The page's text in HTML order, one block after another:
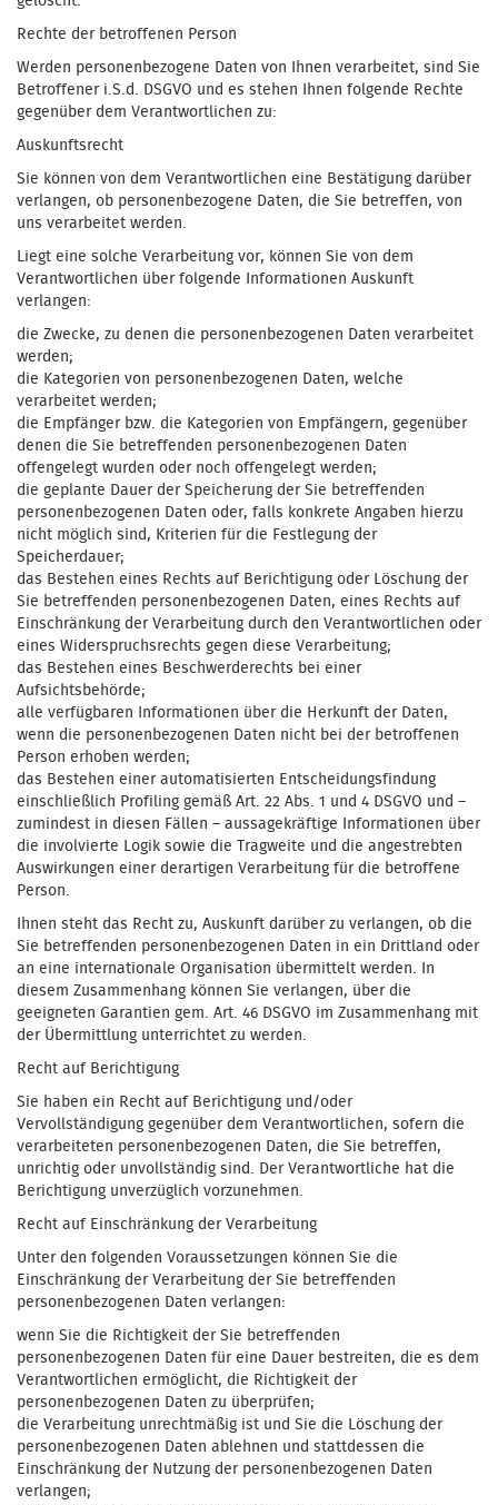
Rechte der betroffenen Person
Werden personenbezogene Daten von Ihnen verarbeitet, sind Sie
Betroffener i.S.d. DSGVO und es stehen Ihnen folgende Rechte
gegenüber dem Verantwortlichen zu:
Auskunftsrecht
Sie können von dem Verantwortlichen eine Bestätigung darüber
verlangen, ob personenbezogene Daten, die Sie betreffen, von
uns verarbeitet werden.
Liegt eine solche Verarbeitung vor, können Sie von dem
Verantwortlichen über folgende Informationen Auskunft
verlangen:
die Zwecke, zu denen die personenbezogenen Daten verarbeitet
werden;
die Kategorien von personenbezogenen Daten, welche
verarbeitet werden;
die Empfänger bzw. die Kategorien von Empfängern, gegenüber
denen die Sie betreffenden personenbezogenen Daten
offengelegt wurden oder noch offengelegt werden;
die geplante Dauer der Speicherung der Sie betreffenden
personenbezogenen Daten oder, falls konkrete Angaben hierzu
nicht möglich sind, Kriterien für die Festlegung der
Speicherdauer;
das Bestehen eines Rechts auf Berichtigung oder Löschung der
Sie betreffenden personenbezogenen Daten, eines Rechts auf
Einschränkung der Verarbeitung durch den Verantwortlichen oder
eines Widerspruchsrechts gegen diese Verarbeitung;
das Bestehen eines Beschwerderechts bei einer
Aufsichtsbehörde;
alle verfügbaren Informationen über die Herkunft der Daten,
wenn die personenbezogenen Daten nicht bei der betroffenen
Person erhoben werden;
das Bestehen einer automatisierten Entscheidungsfindung
einschließlich Profiling gemäß Art. 22 Abs. 1 und 4 DSGVO und –
zumindest in diesen Fällen – aussagekräftige Informationen über
die involvierte Logik sowie die Tragweite und die angestrebten
Auswirkungen einer derartigen Verarbeitung für die betroffene
Person.
Ihnen steht das Recht zu, Auskunft darüber zu verlangen, ob die
Sie betreffenden personenbezogenen Daten in ein Drittland oder
an eine internationale Organisation übermittelt werden. In
diesem Zusammenhang können Sie verlangen, über die
geeigneten Garantien gem. Art. 46 DSGVO im Zusammenhang mit
der Übermittlung unterrichtet zu werden.
Recht auf Berichtigung
Sie haben ein Recht auf Berichtigung und/oder
Vervollständigung gegenüber dem Verantwortlichen, sofern die
verarbeiteten personenbezogenen Daten, die Sie betreffen,
unrichtig oder unvollständig sind. Der Verantwortliche hat die
Berichtigung unverzüglich vorzunehmen.
Recht auf Einschränkung der Verarbeitung
Unter den folgenden Voraussetzungen können Sie die
Einschränkung der Verarbeitung der Sie betreffenden
personenbezogenen Daten verlangen:
wenn Sie die Richtigkeit der Sie betreffenden
personenbezogenen Daten für eine Dauer bestreiten, die es dem
Verantwortlichen ermöglicht, die Richtigkeit der
personenbezogenen Daten zu überprüfen;
die Verarbeitung unrechtmäßig ist und Sie die Löschung der
personenbezogenen Daten ablehnen und stattdessen die
Einschränkung der Nutzung der personenbezogenen Daten
verlangen;